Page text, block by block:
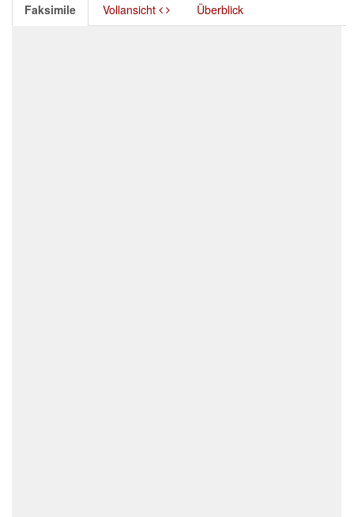
Faksimile Vollansicht Überblick